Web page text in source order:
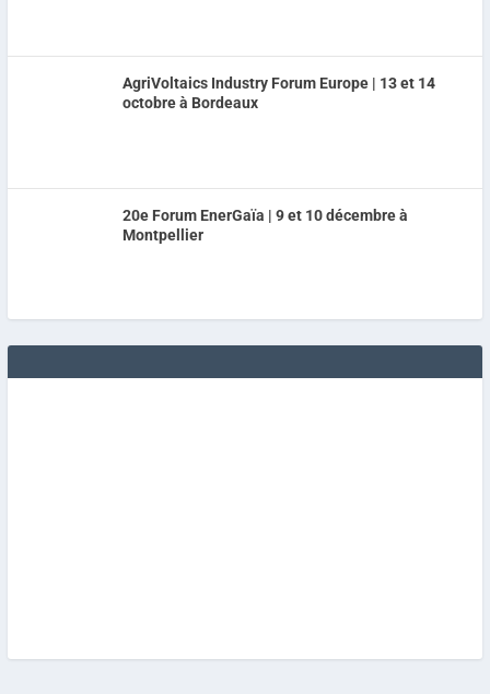
AgriVoltaics Industry Forum Europe | 13 et 14
octobre à Bordeaux
20e Forum EnerGaïa | 9 et 10 décembre à
Montpellier